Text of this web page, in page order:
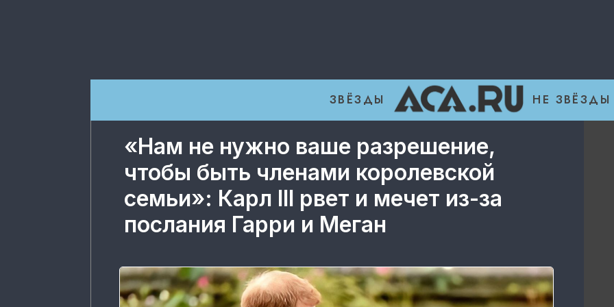
ЗВЁЗДЫ НЕ ЗВЁЗДЫ
«Нам не нужно ваше разрешение,
чтобы быть членами королевской
семьи»: Карл III рвет и мечет из-за
послания Гарри и Меган